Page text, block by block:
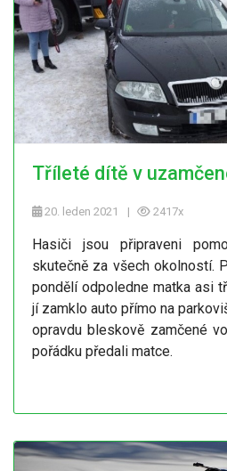
Tříleté dítě v
20. leden 2021 2417x
Hasiči jsou připraveni
skutečně za všech okolností.
pondělí odpoledne matka asi
jí zamklo auto přímo na
opravdu bleskově zamčené
pořádku předali matce.